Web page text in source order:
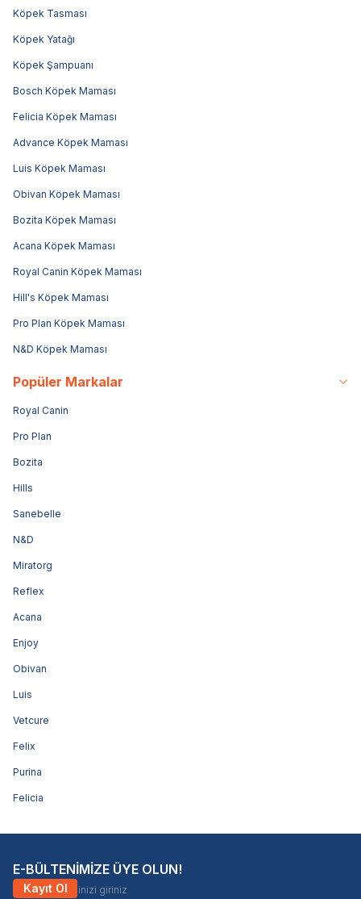
Köpek Tasması
Köpek Yatağı
Köpek Şampuanı
Bosch Köpek Maması
Felicia Köpek Maması
Advance Köpek Maması
Luis Köpek Maması
Obivan Köpek Maması
Bozita Köpek Maması
Acana Köpek Maması
Royal Canin Köpek Maması
Hill's Köpek Maması
Pro Plan Köpek Maması
N&D Köpek Maması
Popüler Markalar
Royal Canin
Pro Plan
Bozita
Hills
Sanebelle
N&D
Miratorg
Reflex
Acana
Enjoy
Obivan
Luis
Vetcure
Felix
Purina
Felicia
E-BÜLTENİMİZE ÜYE OLUN!
Kayıt Ol